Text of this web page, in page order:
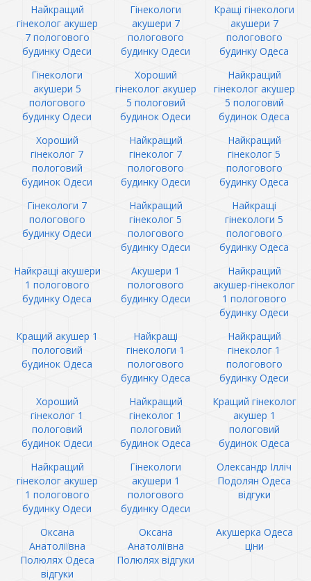
Найкращий
гінеколог акушер
7 пологового
будинку Одеси
Гінекологи
акушери 7
пологового
будинку Одеси
Кращі гінекологи
акушери 7
пологового
будинку Одеса
Гінекологи
акушери 5
пологового
будинку Одеси
Хороший
гінеколог акушер
5 пологовий
будинок Одеси
Найкращий
гінеколог акушер
5 пологовий
будинок Одеса
Хороший
гінеколог 7
пологовий
будинок Одеси
Найкращий
гінеколог 7
пологового
будинку Одеси
Найкращий
гінеколог 5
пологового
будинку Одеса
Гінекологи 7
пологового
будинку Одеси
Найкращий
гінеколог 5
пологового
будинку Одеси
Найкращі
гінекологи 5
пологового
будинку Одеса
Найкращі акушери
1 пологового
будинку Одеса
Акушери 1
пологового
будинку Одеси
Найкращий
акушер-гінеколог
1 пологового
будинку Одеси
Кращий акушер 1
пологовий
будинок Одеса
Найкращі
гінекологи 1
пологового
будинку Одеса
Найкращий
гінеколог 1
пологового
будинку Одеси
Хороший
гінеколог 1
пологовий
будинок Одеси
Найкращий
гінеколог 1
пологовий
будинок Одеса
Кращий гінеколог
акушер 1
пологовий
будинок Одеса
Найкращий
гінеколог акушер
1 пологового
будинку Одеси
Гінекологи
акушери 1
пологового
будинку Одеси
Олександр Ілліч
Подолян Одеса
відгуки
Оксана
Анатоліївна
Полюлях Одеса
відгуки
Оксана
Анатоліївна
Полюлях відгуки
Акушерка Одеса
ціни